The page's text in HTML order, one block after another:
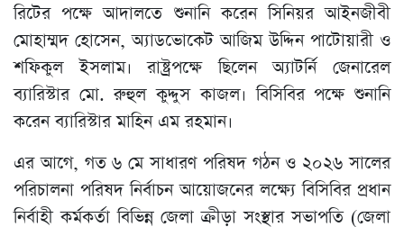
রিটের পক্ষে আদালতে শুনানি করেন সিনিয়র আইনজীবী
মোহাম্মদ হোসেন, অ্যাডভোকেট আজিম উদ্দিন পাটোয়ারী ও
শফিকুল ইসলাম। রাষ্ট্রপক্ষে ছিলেন অ্যাটর্নি জেনারেল
ব্যারিস্টার মো. রুহুল কুদ্দুস কাজল। বিসিবির পক্ষে শুনানি
করেন ব্যারিস্টার মাহিন এম রহমান।
এর আগে, গত ৬ মে সাধারণ পরিষদ গঠন ও ২০২৬ সালের
পরিচালনা পরিষদ নির্বাচন আয়োজনের লক্ষ্যে বিসিবির প্রধান
নির্বাহী কর্মকর্তা বিভিন্ন জেলা ক্রীড়া সংস্থার সভাপতি (জেলা